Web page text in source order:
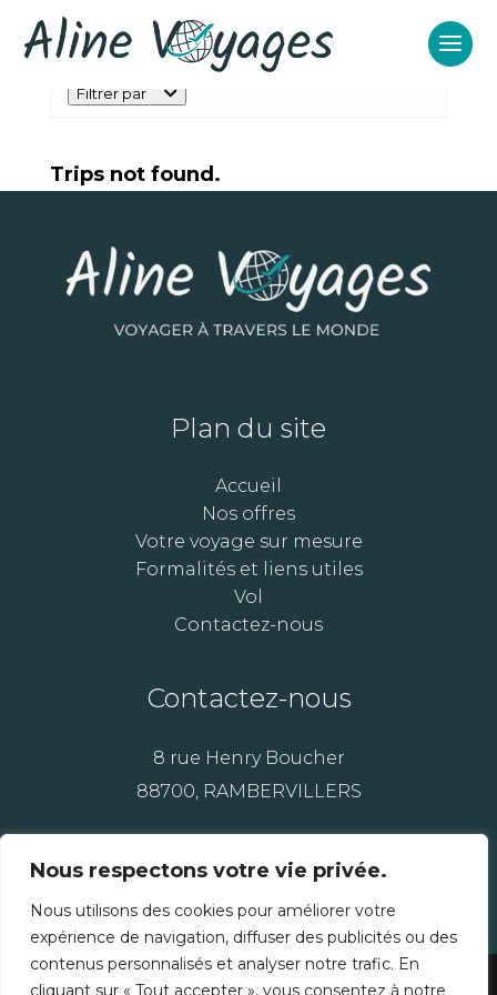
Nous respectons votre vie privée.
Nous utilisons des cookies pour améliorer votre
expérience de navigation, diffuser des publicités ou des
contenus personnalisés et analyser notre trafic. En
cliquant sur « Tout accepter », vous consentez à notre
Filtrer par
Trips not found.
Plan du site
Accueil
Nos offres
Votre voyage sur mesure
Formalités et liens utiles
Vol
Contactez-nous
Contactez-nous
8 rue Henry Boucher
88700, RAMBERVILLERS
03 29 23 79 80
© 2023 - CréationArobase Systèmes|